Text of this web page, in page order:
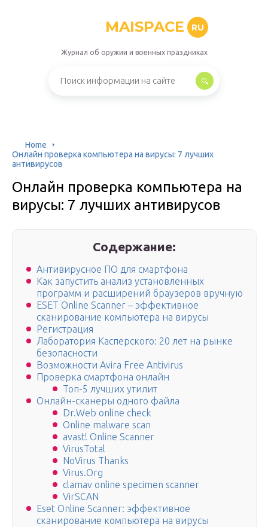
MAISPACE RU
Журнал об оружии и военных праздниках
Home
Онлайн проверка компьютера на вирусы: 7 лучших
антивирусов
Онлайн проверка компьютера на
вирусы: 7 лучших антивирусов
Содержание:
Антивирусное ПО для смартфона
Как запустить анализ установленных
программ и расширений браузеров вручную
ESET Online Scanner – эффективное
сканирование компьютера на вирусы
Регистрация
Лаборатория Касперского: 20 лет на рынке
безопасности
Возможности Avira Free Antivirus
Проверка смартфона онлайн
Топ-5 лучших утилит
Онлайн-сканеры одного файла
Dr.Web online check
Online malware scan
avast! Online Scanner
VirusTotal
NoVirus Thanks
Virus.Org
clamav online specimen scanner
VirSCAN
Eset Online Scanner: эффективное
сканирование компьютера на вирусы